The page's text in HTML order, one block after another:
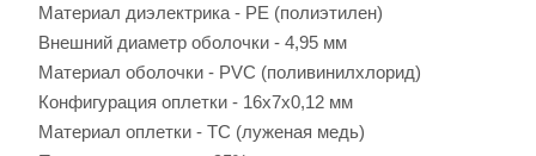
Материал диэлектрика - PE (полиэтилен)
Внешний диаметр оболочки - 4,95 мм
Материал оболочки - PVC (поливинилхлорид)
Конфигурация оплетки - 16x7x0,12 мм
Материал оплетки - TC (луженая медь)